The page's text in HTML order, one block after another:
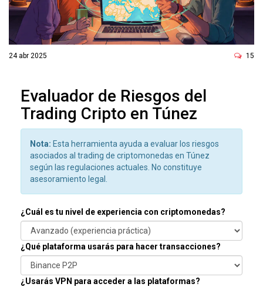
ó
24 abr 2025 15
Evaluador de Riesgos del
Trading Cripto en Túnez
Nota: Esta herramienta ayuda a evaluar los riesgos
asociados al trading de criptomonedas en Túnez
según las regulaciones actuales. No constituye
asesoramiento legal.
¿Cuál es tu nivel de experiencia con criptomonedas?
¿Qué plataforma usarás para hacer transacciones?
¿Usarás VPN para acceder a las plataformas?